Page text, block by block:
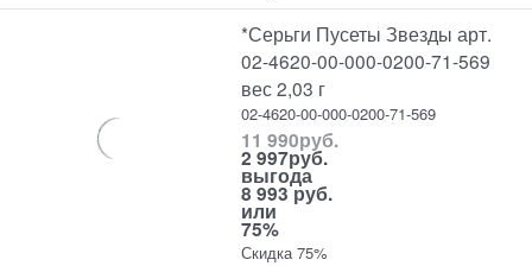
*Серьги Пусеты Звезды арт.
02-4620-00-000-0200-71-569
вес 2,03 г
02-4620-00-000-0200-71-569
11 990руб.
2 997руб.
выгода
8 993 руб.
или
75%
Скидка 75%